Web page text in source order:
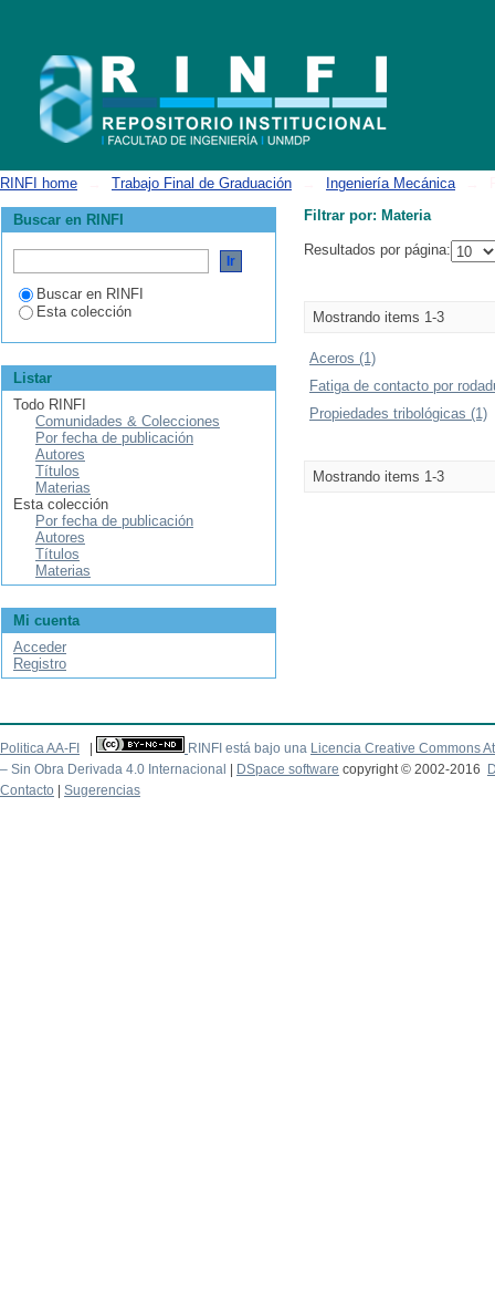
RINFI home Trabajo Final de Graduación Ingeniería Mecánica
Filtrar por: Materia
Resultados por página:
Mostrando items 1-3
Aceros (1)
Fatiga de contacto por
Propiedades tribológicas (1)
Mostrando items 1-3
Buscar en RINFI
Buscar en RINFI
Esta colección
Listar
Todo RINFI
Comunidades & Colecciones
Por fecha de publicación
Autores
Títulos
Materias
Esta colección
Por fecha de publicación
Autores
Títulos
Materias
Mi cuenta
Acceder
Registro
Politica AA-FI RINFI está bajo una Licencia Creative Commons
– Sin Obra Derivada 4.0 Internacional
DSpace software copyright © 2002-2016
Contacto
Sugerencias